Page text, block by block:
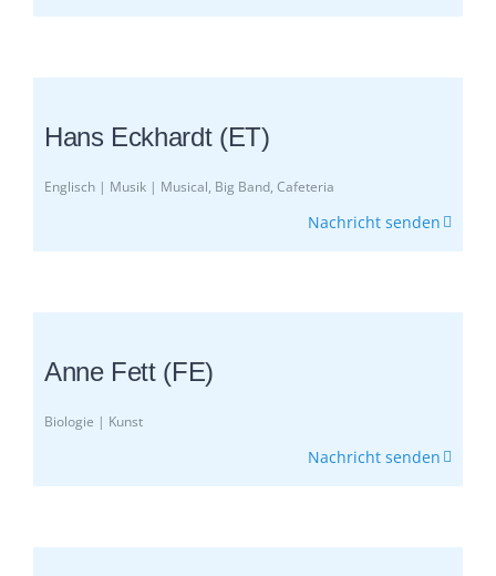
Hans Eckhardt (ET)
Englisch | Musik | Musical, Big Band, Cafeteria
Nachricht senden
Anne Fett (FE)
Biologie | Kunst
Nachricht senden